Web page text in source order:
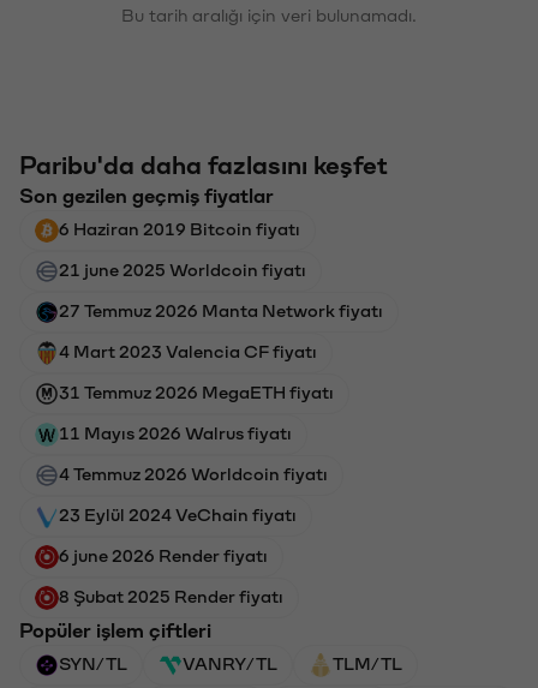
Bu tarih aralığı için veri bulunamadı.
Paribu'da daha fazlasını keşfet
Son gezilen geçmiş fiyatlar
6 Haziran 2019 Bitcoin fiyatı
21 june 2025 Worldcoin fiyatı
27 Temmuz 2026 Manta Network fiyatı
4 Mart 2023 Valencia CF fiyatı
31 Temmuz 2026 MegaETH fiyatı
11 Mayıs 2026 Walrus fiyatı
4 Temmuz 2026 Worldcoin fiyatı
23 Eylül 2024 VeChain fiyatı
6 june 2026 Render fiyatı
8 Şubat 2025 Render fiyatı
Popüler işlem çiftleri
SYN/TL VANRY/TL TLM/TL